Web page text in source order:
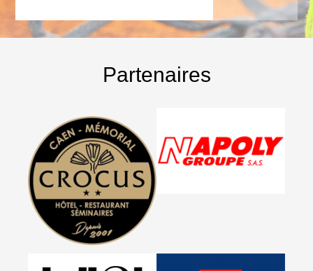
Partenaires